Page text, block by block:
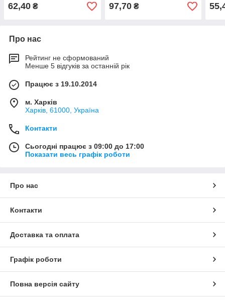
62,40 ₴ 97,70₴
Про нас
Рейтинг не сформований
Менше 5 відгуків за останній рік
Працює з 19.10.2014
м. Харків
Харків, 61000, Україна
Контакти
Сьогодні працює з 09:00 до 17:00
Показати весь графік роботи
Про нас
Контакти
Доставка та оплата
Графік роботи
Повна версія сайту